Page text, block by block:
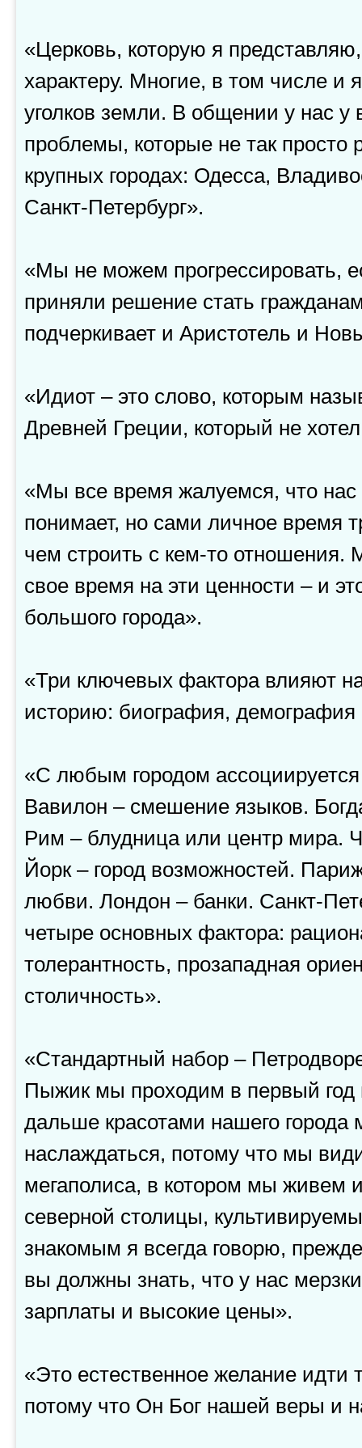
«Церковь, которую я
характеру. Многие, в том числе и
уголков земли. В общении у нас у
проблемы, которые не так
крупных городах: Одесса,
Санкт-Петербург».
«Мы не можем прогрессировать,
приняли решение стать
подчеркивает и Аристотель и
«Идиот – это слово, которым
Древней Греции, который не
«Мы все время жалуемся, что
понимает, но сами личное время
чем строить с кем-то отношения.
свое время на эти ценности – и
большого города».
«Три ключевых фактора влияют
историю: биография, демография
«С любым городом ассоциируется
Вавилон – смешение языков.
Рим – блудница или центр мира.
Йорк – город возможностей.
любви. Лондон – банки. Санкт-
четыре основных фактора:
толерантность, прозападная
столичность».
«Стандартный набор –
Пыжик мы проходим в первый год
дальше красотами нашего
наслаждаться, потому что мы
мегаполиса, в котором мы живем
северной столицы,
знакомым я всегда говорю,
вы должны знать, что у нас
зарплаты и высокие цены».
«Это естественное желание идти
потому что Он Бог нашей веры и